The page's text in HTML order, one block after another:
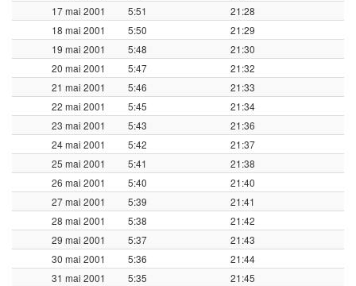
17 mai 2001
5:51
21:28
18 mai 2001
5:50
21:29
19 mai 2001
5:48
21:30
20 mai 2001
5:47
21:32
21 mai 2001
5:46
21:33
22 mai 2001
5:45
21:34
23 mai 2001
5:43
21:36
24 mai 2001
5:42
21:37
25 mai 2001
5:41
21:38
26 mai 2001
5:40
21:40
27 mai 2001
5:39
21:41
28 mai 2001
5:38
21:42
29 mai 2001
5:37
21:43
30 mai 2001
5:36
21:44
31 mai 2001
5:35 21:45